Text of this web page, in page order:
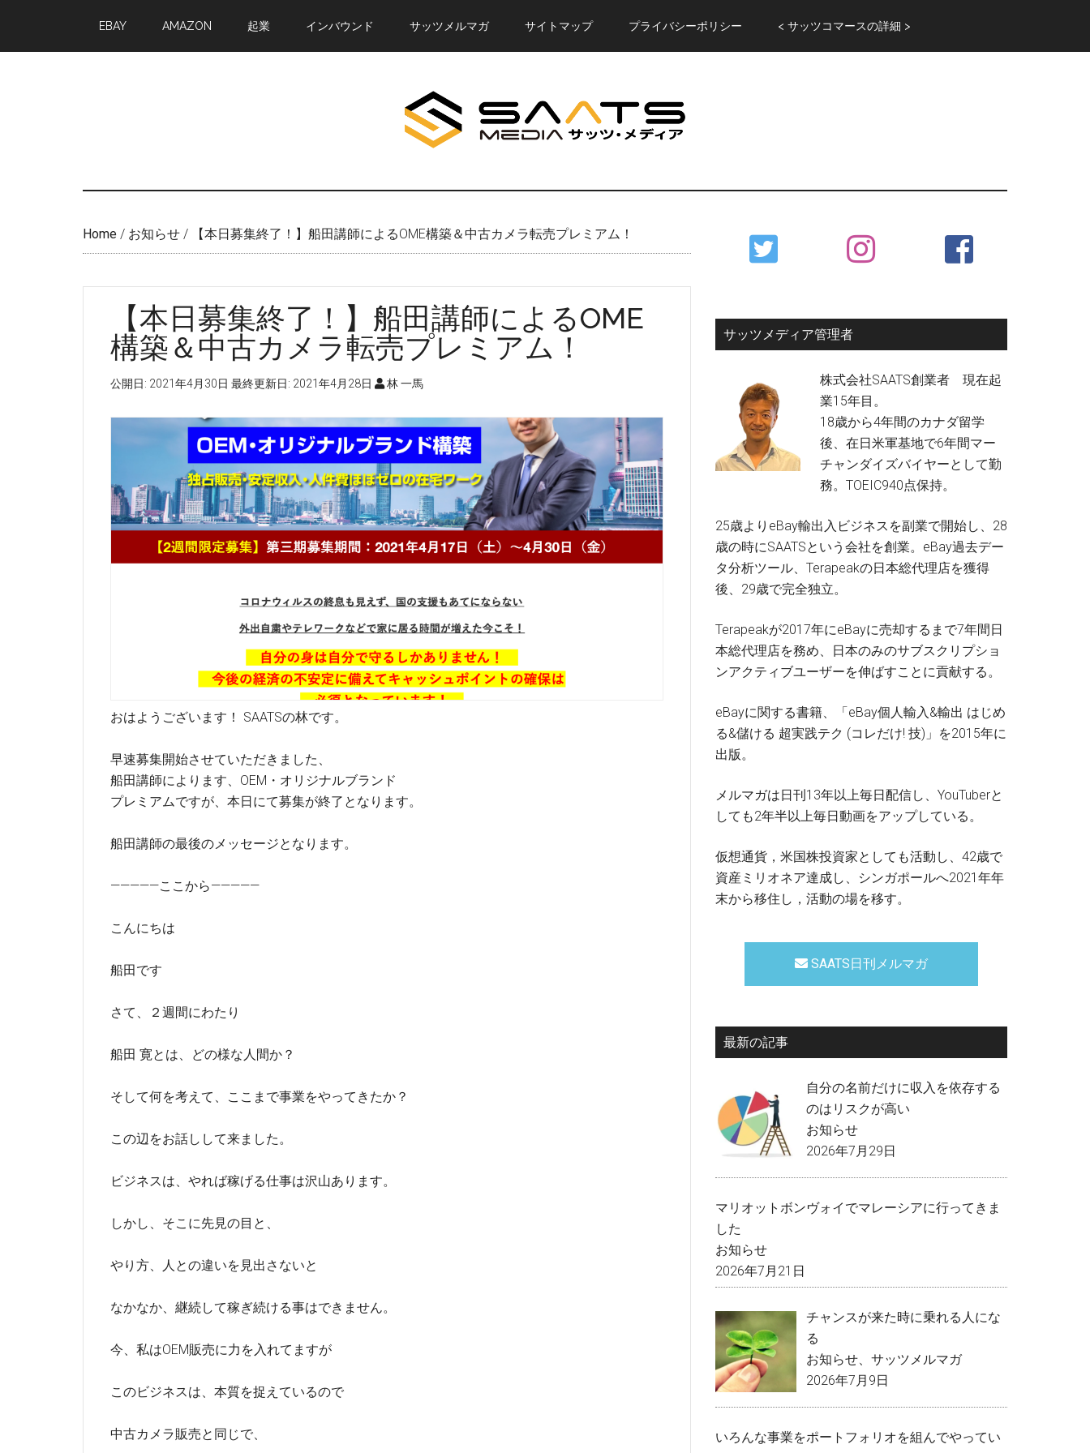
main
primary
EBAY AMAZON 起業 インバウンド サッツメルマガ サイトマップ プライバシーポリシー < サッツコマースの詳細 >
Home / お知らせ / 【本日募集終了！】船田講師によるOME構築＆中古カメラ転売プレミアム！
【本日募集終了！】船田講師によるOME
構築＆中古カメラ転売プレミアム！
公開日: 2021年4月30日 最終更新日: 2021年4月28日 林 一馬
おはようございます！ SAATSの林です。
早速募集開始させていただきました、
船田講師によります、OEM・オリジナルブランド
プレミアムですが、本日にて募集が終了となります。
船田講師の最後のメッセージとなります。
—————ここから—————
こんにちは
船田です
さて、２週間にわたり
船田 寛とは、どの様な人間か？
そして何を考えて、ここまで事業をやってきたか？
この辺をお話しして来ました。
ビジネスは、やれば稼げる仕事は沢山あります。
しかし、そこに先見の目と、
やり方、人との違いを見出さないと
なかなか、継続して稼ぎ続ける事はできません。
今、私はOEM販売に力を入れてますが
このビジネスは、本質を捉えているので
中古カメラ販売と同じで、
Primary
Sidebar
サッツメディア管理者
株式会社SAATS創業者 現在起
業15年目。
18歳から4年間のカナダ留学
後、在日米軍基地で6年間マー
チャンダイズバイヤーとして勤
務。TOEIC940点保持。
25歳よりeBay輸出入ビジネスを副業で開始し、28
歳の時にSAATSという会社を創業。eBay過去デー
タ分析ツール、Terapeakの日本総代理店を獲得
後、29歳で完全独立。
Terapeakが2017年にeBayに売却するまで7年間日
本総代理店を務め、日本のみのサブスクリプショ
ンアクティブユーザーを伸ばすことに貢献する。
eBayに関する書籍、「eBay個人輸入&輸出 はじめ
る&儲ける 超実践テク (コレだけ! 技)」を2015年に
出版。
メルマガは日刊13年以上毎日配信し、YouTuberと
しても2年半以上毎日動画をアップしている。
仮想通貨，米国株投資家としても活動し、42歳で
資産ミリオネア達成し、シンガポールへ2021年年
末から移住し，活動の場を移す。
SAATS日刊メルマガ
最新の記事
自分の名前だけに収入を依存する
のはリスクが高い
お知らせ
2026年7月29日
マリオットボンヴォイでマレーシアに行ってきま
した
お知らせ
2026年7月21日
チャンスが来た時に乗れる人にな
る
お知らせ
サッツメルマガ
2026年7月9日
いろんな事業をポートフォリオを組んでやってい